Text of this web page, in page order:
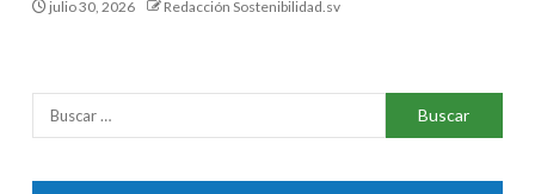
julio 30, 2026 Redacción Sostenibilidad.sv